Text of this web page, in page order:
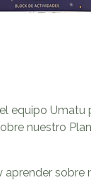
equipo Umatu
nuestro
aprender sobre